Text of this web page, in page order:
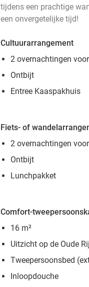
tijdens een prachtige
een onvergetelijke tijd!
Cultuurarrangement
2 overnachtingen
Ontbijt
Entree Kaaspakhuis
Fiets- of
2 overnachtingen
Ontbijt
Lunchpakket
Comfort-
16 m²
Uitzicht op de Oude
Tweepersoonsbed
Inloopdouche